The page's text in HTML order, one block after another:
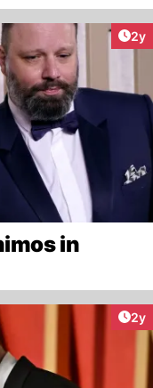
2y
in
2y